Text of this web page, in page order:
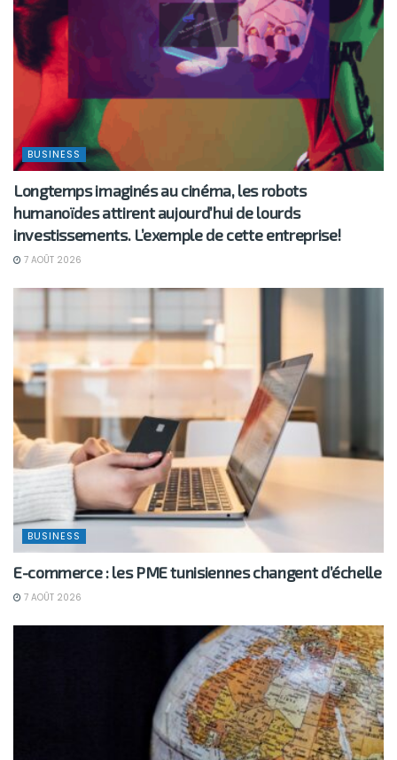
BUSINESS
Longtemps imaginés au cinéma, les robots
humanoïdes attirent aujourd’hui de lourds
investissements. L’exemple de cette entreprise!
7 AOÛT 2026
BUSINESS
E-commerce : les PME tunisiennes changent d’échelle
7 AOÛT 2026